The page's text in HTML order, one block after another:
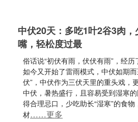
中伏20天：多吃1叶2谷3肉
嘴，轻松度过最
俗话说“初伏有雨，伏伏有雨”，经历
如今又开始了雷雨模式，中伏如期
伏”，中伏作为三伏天里的重头戏，
中伏，暑热盛行，且容易受到湿寒
得合理忌口，少吃助长“湿寒”的食
材……更多